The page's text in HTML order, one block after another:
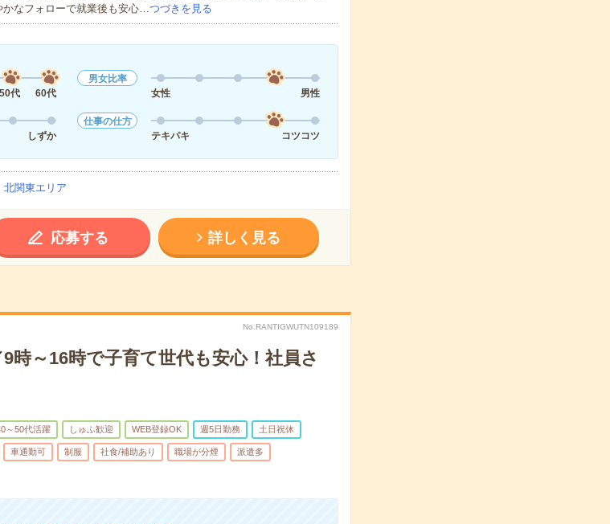
かなフォローで就業後も安心…つづきを見る
50代 60代
男女比率
女性
男性
しずか
仕事の仕方
テキパキ
コツコツ
関東エリア
応募する 詳しく見る
No.RANTIGWUTN109189
時～16時で子育て世代も安心！社員さ
～50代活躍 しゅふ歓迎 WEB登録OK 週5日勤務 土日祝休
車通勤可 制服 社食/補助あり 職場が分煙 派遣多